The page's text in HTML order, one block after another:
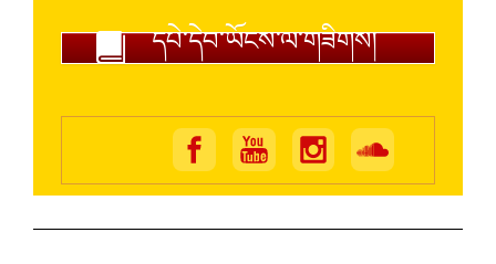
དཔེ་དེབ་ཡོངས་ལ་གཟིགས།